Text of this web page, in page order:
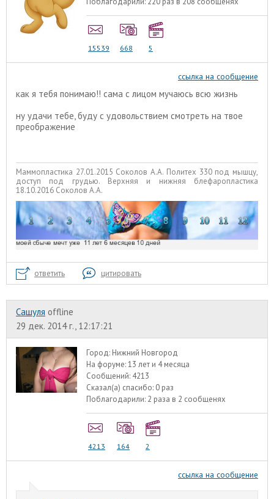
15539 668 5
ссылка на сообщение
как я тебя понимаю!! сама с лицом мучаюсь всю жизнь
ну удачи тебе, буду с удовольствием смотреть на твое
преображение
Маммопластика 27.01.2015 Соколов А.А. Политех 330 под мышцу,
доступ под грудью. Верхняя и нижняя блефаропластика
18.10.2016 Соколов А.А.
ответить цитировать
Сашуля offline
29 дек. 2014 г., 12:17:21
Город: Нижний Новгород
На форуме:13 лет и 4 месяца
Сообщений: 4213
Сказал(а) спасибо: 0 раз
Поблагодарили: 2 раза в 2 сообщенях
4213 164 2
ссылка на сообщение